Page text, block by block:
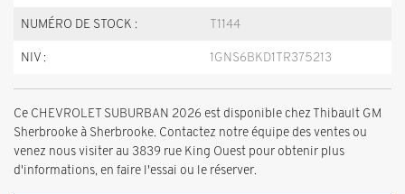
NUMÉRO DE STOCK : T1144
NIV : 1GNS6BKD1TR375213
Ce CHEVROLET SUBURBAN 2026 est disponible chez Thibault GM
Sherbrooke à Sherbrooke. Contactez notre équipe des ventes ou
venez nous visiter au 3839 rue King Ouest pour obtenir plus
d'informations, en faire l'essai ou le réserver.